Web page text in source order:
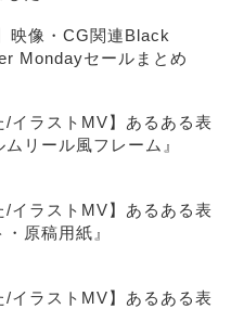
映像・CG関連Black
Mondayセールまとめ
/イラストMV】あるある表
リール風フレーム』
/イラストMV】あるある表
原稿用紙』
/イラストMV】あるある表